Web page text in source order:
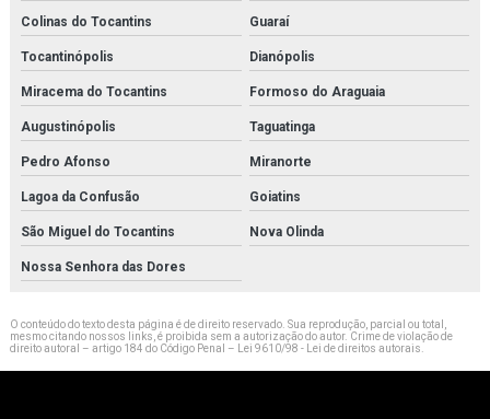
Colinas do Tocantins Guaraí
Tocantinópolis Dianópolis
Miracema do Tocantins Formoso do Araguaia
Augustinópolis Taguatinga
Pedro Afonso Miranorte
Lagoa da Confusão Goiatins
São Miguel do Tocantins Nova Olinda
Nossa Senhora das Dores
O conteúdo do texto desta página é de direito reservado. Sua reprodução, parcial ou total,
mesmo citando nossos links, é proibida sem a autorização do autor. Crime de violação de
direito autoral – artigo 184 do Código Penal –
Lei 9610/98 - Lei de direitos autorais